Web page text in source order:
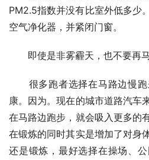
PM2.5指数并没有比室外低多少
空气净化器，并紧闭门窗。
即使是非雾霾天，也不要再
很多跑者选择在马路边慢跑
康。因为。现在的城市道路汽车
在马路边跑步，就会吸入更多的
在锻炼的同时其实是增加了对身
还是锻炼，最好选择在操场、